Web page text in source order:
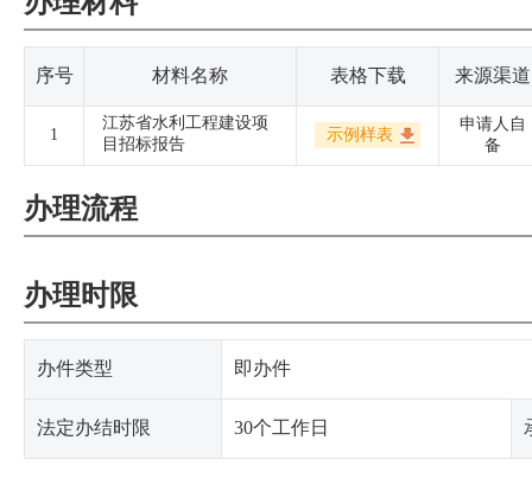
序号 材料名称 表格下载 来源渠道
1
江苏省水利工程建设项
目招标报告
示例样表
申请人自
备
办理流程
办理时限
办件类型 即办件
法定办结时限 30个工作日